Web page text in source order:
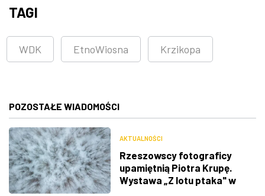
TAGI
WDK EtnoWiosna Krzikopa
POZOSTAŁE WIADOMOŚCI
AKTUALNOŚCI
Rzeszowscy fotograficy
upamiętnią Piotra Krupę.
Wystawa „Z lotu ptaka" w